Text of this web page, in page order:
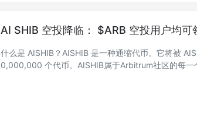
AI SHIB 空投降临： $ARB 空投用户均
什么是 AISHIB？AISHIB 是一种通缩代币。它将被
0,000,000 个代币。AISHIB属于Arbitrum社区的每一